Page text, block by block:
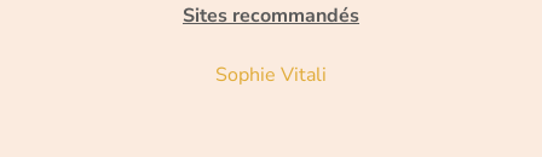
Sites recommandés
Sophie Vitali